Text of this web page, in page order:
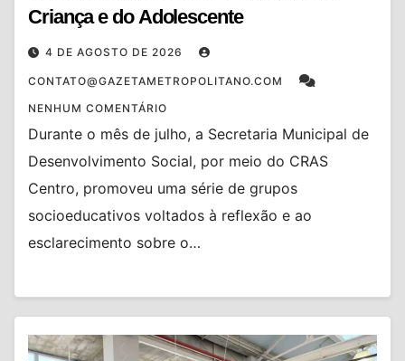
Criança e do Adolescente
4 DE AGOSTO DE 2026
CONTATO@GAZETAMETROPOLITANO.COM
NENHUM COMENTÁRIO
Durante o mês de julho, a Secretaria Municipal de
Desenvolvimento Social, por meio do CRAS
Centro, promoveu uma série de grupos
socioeducativos voltados à reflexão e ao
esclarecimento sobre o…